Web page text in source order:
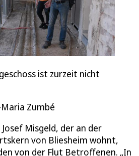
ist zurzeit nicht
Zumbé
Misgeld, der an der
von Bliesheim wohnt,
von der Flut Betroffenen. „In